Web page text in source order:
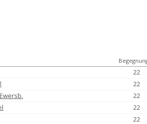
22
22
22
22
22